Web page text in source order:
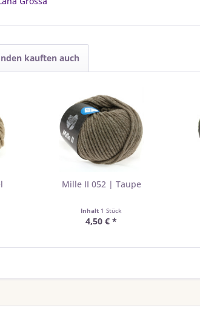
kauften auch
Mille II 052 | Taupe
Inhalt 1 Stück
4,50 € *